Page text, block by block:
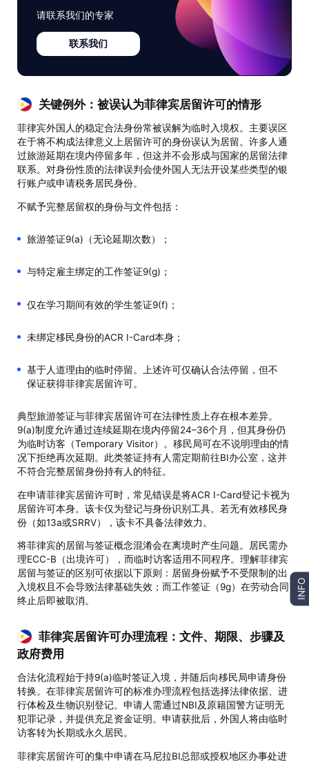
请联系我们的专家
联系我们
关键例外：被误认为菲律宾居留许可的情形
菲律宾外国人的稳定合法身份常被误解为临时入境权。主要误区
在于将不构成法律意义上居留许可的身份误认为居留。许多人通
过旅游延期在境内停留多年，但这并不会形成与国家的居留法律
联系。对身份性质的法律误判会使外国人无法开设某些类型的银
行账户或申请税务居民身份。
不赋予完整居留权的身份与文件包括：
旅游签证9(a)（无论延期次数）；
与特定雇主绑定的工作签证9(g)；
仅在学习期间有效的学生签证9(f)；
未绑定移民身份的ACR I-Card本身；
基于人道理由的临时停留。上述许可仅确认合法停留，但不
保证获得菲律宾居留许可。
典型旅游签证与菲律宾居留许可在法律性质上存在根本差异。
9(a)制度允许通过连续延期在境内停留24–36个月，但其身份仍
为临时访客（Temporary Visitor）。移民局可在不说明理由的情
况下拒绝再次延期。此类签证持有人需定期前往BI办公室，这并
不符合完整居留身份持有人的特征。
在申请菲律宾居留许可时，常见错误是将ACR I-Card登记卡视为
居留许可本身。该卡仅为登记与身份识别工具。若无有效移民身
份（如13a或SRRV），该卡不具备法律效力。
将菲律宾的居留与签证概念混淆会在离境时产生问题。居民需办
理ECC-B（出境许可），而临时访客适用不同程序。理解菲律宾
居留与签证的区别可依据以下原则：居留身份赋予不受限制的出
入境权且不会导致法律基础失效；而工作签证（9g）在劳动合同
终止后即被取消。
菲律宾居留许可办理流程：文件、期限、步骤及
政府费用
合法化流程始于持9(a)临时签证入境，并随后向移民局申请身份
转换。在菲律宾居留许可的标准办理流程包括选择法律依据、进
行体检及生物识别登记。申请人需通过NBI及原籍国警方证明无
犯罪记录，并提供充足资金证明。申请获批后，外国人将由临时
访客转为长期或永久居民。
菲律宾居留许可的集中申请在马尼拉BI总部或授权地区办事处进
INFO